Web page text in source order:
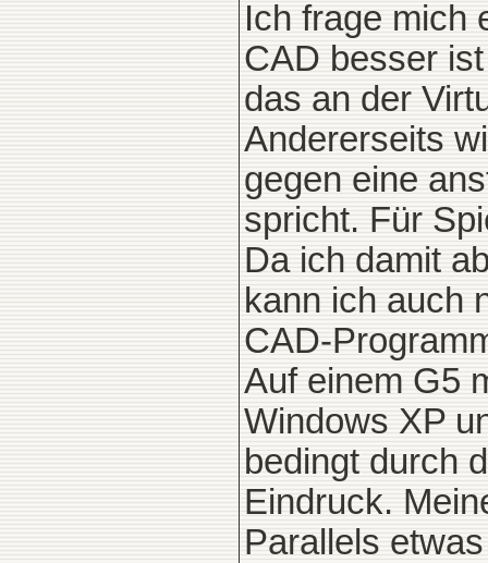
Ich frage mich
CAD besser
das an der
Andererseits
gegen eine
spricht. Für
Da ich damit
kann ich auch
CAD-
Auf einem G5
Windows XP
bedingt durch
Eindruck.
Parallels